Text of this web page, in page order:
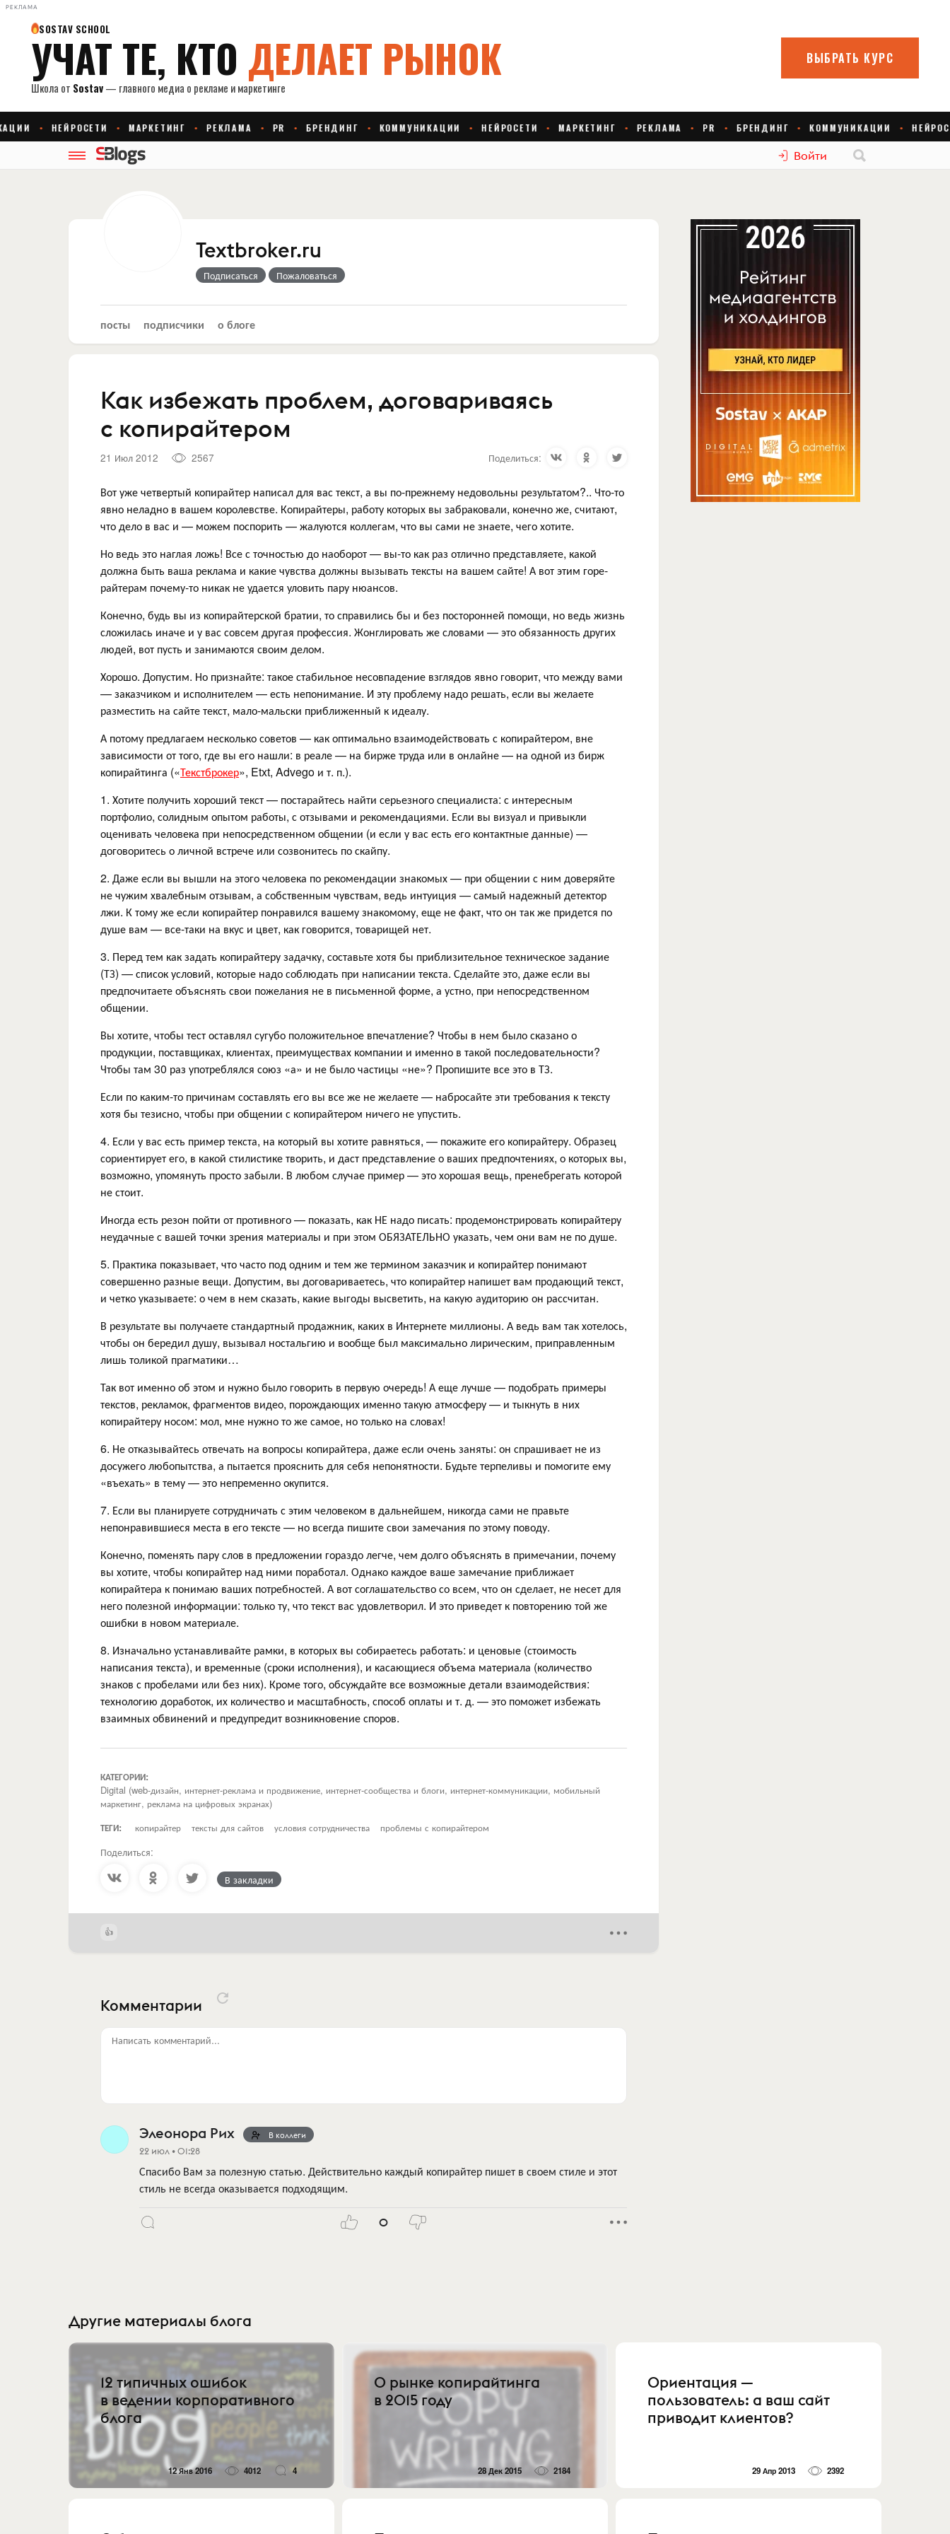
РЕКЛАМА
Войти
Textbroker.ru
Подписаться Пожаловаться
посты подписчики о блоге
Как избежать проблем, договариваясь
с копирайтером
21 Июл 2012 2567 Поделиться:
Вот уже четвертый копирайтер написал для вас текст, а вы по-прежнему недовольны результатом?.. Что-то
явно неладно в вашем королевстве. Копирайтеры, работу которых вы забраковали, конечно же, считают,
что дело в вас и — можем поспорить — жалуются коллегам, что вы сами не знаете, чего хотите.
Но ведь это наглая ложь! Все с точностью до наоборот — вы-то как раз отлично представляете, какой
должна быть ваша реклама и какие чувства должны вызывать тексты на вашем сайте! А вот этим горе-
райтерам почему-то никак не удается уловить пару нюансов.
Конечно, будь вы из копирайтерской братии, то справились бы и без посторонней помощи, но ведь жизнь
сложилась иначе и у вас совсем другая профессия. Жонглировать же словами — это обязанность других
людей, вот пусть и занимаются своим делом.
Хорошо. Допустим. Но признайте: такое стабильное несовпадение взглядов явно говорит, что между вами
— заказчиком и исполнителем — есть непонимание. И эту проблему надо решать, если вы желаете
разместить на сайте текст, мало-мальски приближенный к идеалу.
А потому предлагаем несколько советов — как оптимально взаимодействовать с копирайтером, вне
зависимости от того, где вы его нашли: в реале — на бирже труда или в онлайне — на одной из бирж
копирайтинга («Текстброкер», Etxt, Advego и т. п.).
1. Хотите получить хороший текст — постарайтесь найти серьезного специалиста: с интересным
портфолио, солидным опытом работы, с отзывами и рекомендациями. Если вы визуал и привыкли
оценивать человека при непосредственном общении (и если у вас есть его контактные данные) —
договоритесь о личной встрече или созвонитесь по скайпу.
2. Даже если вы вышли на этого человека по рекомендации знакомых — при общении с ним доверяйте
не чужим хвалебным отзывам, а собственным чувствам, ведь интуиция — самый надежный детектор
лжи. К тому же если копирайтер понравился вашему знакомому, еще не факт, что он так же придется по
душе вам — все-таки на вкус и цвет, как говорится, товарищей нет.
3. Перед тем как задать копирайтеру задачку, составьте хотя бы приблизительное техническое задание
(ТЗ) — список условий, которые надо соблюдать при написании текста. Сделайте это, даже если вы
предпочитаете объяснять свои пожелания не в письменной форме, а устно, при непосредственном
общении.
Вы хотите, чтобы тест оставлял сугубо положительное впечатление? Чтобы в нем было сказано о
продукции, поставщиках, клиентах, преимуществах компании и именно в такой последовательности?
Чтобы там 30 раз употреблялся союз «а» и не было частицы «не»? Пропишите все это в ТЗ.
Если по каким-то причинам составлять его вы все же не желаете — набросайте эти требования к тексту
хотя бы тезисно, чтобы при общении с копирайтером ничего не упустить.
4. Если у вас есть пример текста, на который вы хотите равняться, — покажите его копирайтеру. Образец
сориентирует его, в какой стилистике творить, и даст представление о ваших предпочтениях, о которых вы,
возможно, упомянуть просто забыли. В любом случае пример — это хорошая вещь, пренебрегать которой
не стоит.
Иногда есть резон пойти от противного — показать, как НЕ надо писать: продемонстрировать копирайтеру
неудачные с вашей точки зрения материалы и при этом ОБЯЗАТЕЛЬНО указать, чем они вам не по душе.
5. Практика показывает, что часто под одним и тем же термином заказчик и копирайтер понимают
совершенно разные вещи. Допустим, вы договариваетесь, что копирайтер напишет вам продающий текст,
и четко указываете: о чем в нем сказать, какие выгоды высветить, на какую аудиторию он рассчитан.
В результате вы получаете стандартный продажник, каких в Интернете миллионы. А ведь вам так хотелось,
чтобы он бередил душу, вызывал ностальгию и вообще был максимально лирическим, приправленным
лишь толикой прагматики…
Так вот именно об этом и нужно было говорить в первую очередь! А еще лучше — подобрать примеры
текстов, рекламок, фрагментов видео, порождающих именно такую атмосферу — и тыкнуть в них
копирайтеру носом: мол, мне нужно то же самое, но только на словах!
6. Не отказывайтесь отвечать на вопросы копирайтера, даже если очень заняты: он спрашивает не из
досужего любопытства, а пытается прояснить для себя непонятности. Будьте терпеливы и помогите ему
«въехать» в тему — это непременно окупится.
7. Если вы планируете сотрудничать с этим человеком в дальнейшем, никогда сами не правьте
непонравившиеся места в его тексте — но всегда пишите свои замечания по этому поводу.
Конечно, поменять пару слов в предложении гораздо легче, чем долго объяснять в примечании, почему
вы хотите, чтобы копирайтер над ними поработал. Однако каждое ваше замечание приближает
копирайтера к понимаю ваших потребностей. А вот соглашательство со всем, что он сделает, не несет для
него полезной информации: только ту, что текст вас удовлетворил. И это приведет к повторению той же
ошибки в новом материале.
8. Изначально устанавливайте рамки, в которых вы собираетесь работать: и ценовые (стоимость
написания текста), и временные (сроки исполнения), и касающиеся объема материала (количество
знаков с пробелами или без них). Кроме того, обсуждайте все возможные детали взаимодействия:
технологию доработок, их количество и масштабность, способ оплаты и т. д. — это поможет избежать
взаимных обвинений и предупредит возникновение споров.
КАТЕГОРИИ:
Digital (web-дизайн, интернет-реклама и продвижение, интернет-сообщества и блоги, интернет-коммуникации, мобильный
маркетинг, реклама на цифровых экранах)
ТЕГИ:
копирайтер тексты для сайтов условия сотрудничества проблемы с копирайтером
Поделиться:
В закладки
Комментарии
Написать комментарий...
Элеонора Рих В коллеги
22 июл • 01:28
Спасибо Вам за полезную статью. Действительно каждый копирайтер пишет в своем стиле и этот
стиль не всегда оказывается подходящим.
0
Другие материалы блога
12 типичных ошибок
в ведении корпоративного
блога
12 Янв 2016 4012 4
О рынке копирайтинга
в 2015 году
28 Дек 2015 2184
Ориентация —
пользователь: а ваш сайт
приводит клиентов?
29 Апр 2013 2392